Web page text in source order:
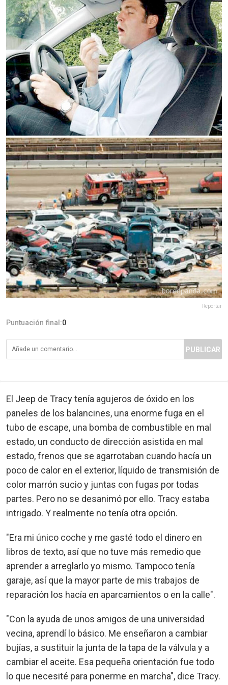
Reportar
Puntuación final:0
PUBLICAR
El Jeep de Tracy tenía agujeros de óxido en los
paneles de los balancines, una enorme fuga en el
tubo de escape, una bomba de combustible en mal
estado, un conducto de dirección asistida en mal
estado, frenos que se agarrotaban cuando hacía un
poco de calor en el exterior, líquido de transmisión de
color marrón sucio y juntas con fugas por todas
partes. Pero no se desanimó por ello. Tracy estaba
intrigado. Y realmente no tenía otra opción.
"Era mi único coche y me gasté todo el dinero en
libros de texto, así que no tuve más remedio que
aprender a arreglarlo yo mismo. Tampoco tenía
garaje, así que la mayor parte de mis trabajos de
reparación los hacía en aparcamientos o en la calle".
"Con la ayuda de unos amigos de una universidad
vecina, aprendí lo básico. Me enseñaron a cambiar
bujías, a sustituir la junta de la tapa de la válvula y a
cambiar el aceite. Esa pequeña orientación fue todo
lo que necesité para ponerme en marcha", dice Tracy.